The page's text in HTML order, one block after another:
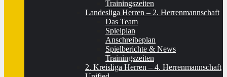
Trainingszeiten
Landesliga Herren – 2. Herrenmannschaft
Das Team
Spielplan
Anschreibeplan
Spielberichte & News
Trainingszeiten
2. Kreisliga Herren – 4. Herrenmannschaft